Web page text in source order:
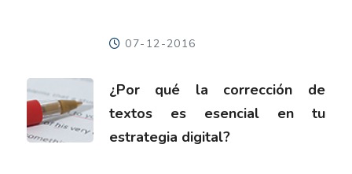
07-12-2016
¿Por qué la corrección de
textos es esencial en tu
estrategia digital?